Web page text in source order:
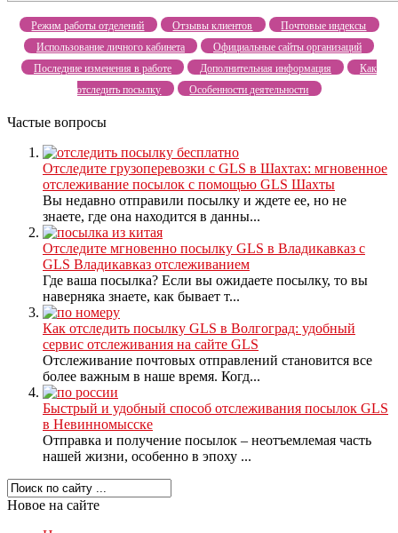
Режим работы отделений Отзывы клиентов
Почтовые индексы
Использование личного кабинета
Официальные сайты организаций
Последние изменения в работе
Дополнительная информация
Как
отследить посылку
Особенности деятельности
Частые вопросы
Отследите грузоперевозки с GLS в Шахтах: мгновенное
отслеживание посылок с помощью GLS Шахты
Вы недавно отправили посылку и ждете ее, но не
знаете, где она находится в данны...
Отследите мгновенно посылку GLS в Владикавказ с
GLS Владикавказ отслеживанием
Где ваша посылка? Если вы ожидаете посылку, то вы
наверняка знаете, как бывает т...
Как отследить посылку GLS в Волгоград: удобный
сервис отслеживания на сайте GLS
Отслеживание почтовых отправлений становится все
более важным в наше время. Когд...
Быстрый и удобный способ отслеживания посылок GLS
в Невинномысске
Отправка и получение посылок – неотъемлемая часть
нашей жизни, особенно в эпоху ...
Новое на сайте